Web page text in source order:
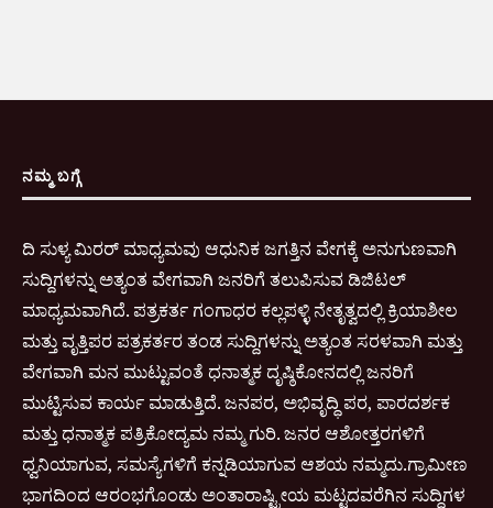
ನಮ್ಮ ಬಗ್ಗೆ
ದಿ ಸುಳ್ಯ ಮಿರರ್ ಮಾಧ್ಯಮವು ಆಧುನಿಕ ಜಗತ್ತಿನ ವೇಗಕ್ಕೆ ಅನುಗುಣವಾಗಿ
ಸುದ್ದಿಗಳನ್ನು ಅತ್ಯಂತ ವೇಗವಾಗಿ ಜನರಿಗೆ ತಲುಪಿಸುವ ಡಿಜಿಟಲ್
ಮಾಧ್ಯಮವಾಗಿದೆ. ಪತ್ರಕರ್ತ ಗಂಗಾಧರ ಕಲ್ಲಪಳ್ಳಿ ನೇತೃತ್ವದಲ್ಲಿ ಕ್ರಿಯಾಶೀಲ
ಮತ್ತು ವೃತ್ತಿಪರ ಪತ್ರಕರ್ತರ ತಂಡ ಸುದ್ದಿಗಳನ್ನು ಅತ್ಯಂತ ಸರಳವಾಗಿ ಮತ್ತು
ವೇಗವಾಗಿ ಮನ ಮುಟ್ಟುವಂತೆ ಧನಾತ್ಮಕ ದೃಷ್ಠಿಕೋನದಲ್ಲಿ ಜನರಿಗೆ
ಮುಟ್ಟಿಸುವ ಕಾರ್ಯ ಮಾಡುತ್ತಿದೆ. ಜನಪರ, ಅಭಿವೃದ್ಧಿ ಪರ, ಪಾರದರ್ಶಕ
ಮತ್ತು ಧನಾತ್ಮಕ ಪತ್ರಿಕೋದ್ಯಮ ನಮ್ಮ ಗುರಿ. ಜನರ ಆಶೋತ್ತರಗಳಿಗೆ
ಧ್ವನಿಯಾಗುವ, ಸಮಸ್ಯೆಗಳಿಗೆ ಕನ್ನಡಿಯಾಗುವ ಆಶಯ ನಮ್ಮದು.ಗ್ರಾಮೀಣ
ಭಾಗದಿಂದ ಆರಂಭಗೊಂಡು ಅಂತಾರಾಷ್ಟ್ರೀಯ ಮಟ್ಟದವರೆಗಿನ ಸುದ್ದಿಗಳ